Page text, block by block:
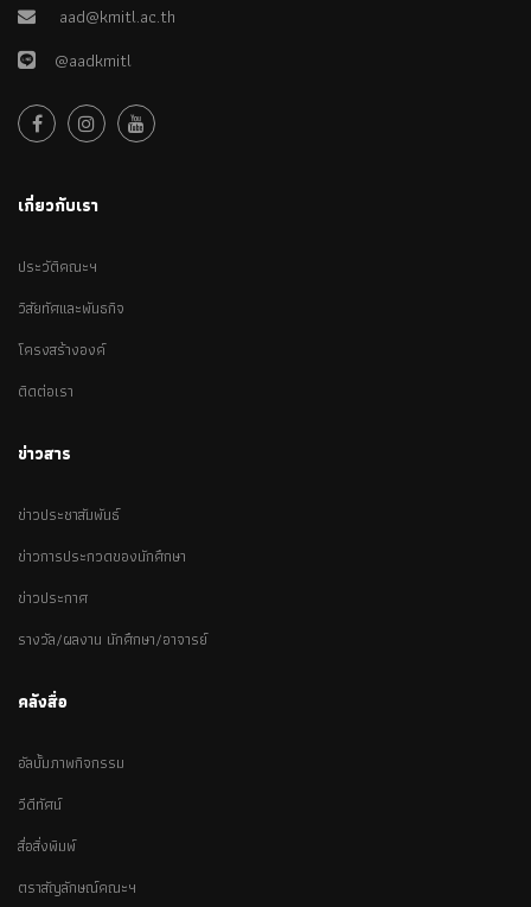
aad@kmitl.ac.th
@aadkmitl
เกี่ยวกับเรา
ประวัติคณะฯ
วิสัยทัศและพันธกิจ
โครงสร้างองค์
ติดต่อเรา
ข่าวสาร
ข่าวประชาสัมพันธ์
ข่าวการประกวดของนักศึกษา
ข่าวประกาศ
รางวัล/ผลงาน นักศึกษา/อาจารย์
คลังสื่อ
อัลบั้มภาพกิจกรรม
วีดีทัศน์
สื่อสิ่งพิมพ์
ตราสัญลักษณ์คณะฯ